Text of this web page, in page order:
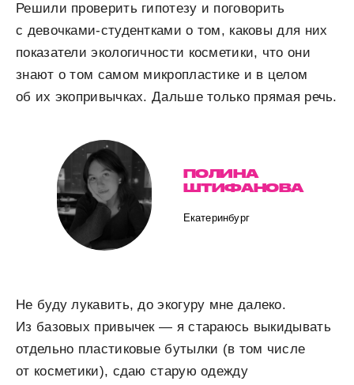
Решили проверить гипотезу и поговорить
с девочками-студентками о том, каковы для них
показатели экологичности косметики, что они
знают о том самом микропластике и в целом
об их экопривычках. Дальше только прямая речь.
ПОЛИНА
ШТИФАНОВА
Екатеринбург
Не буду лукавить, до экогуру мне далеко.
Из базовых привычек — я стараюсь выкидывать
отдельно пластиковые бутылки (в том числе
от косметики), сдаю старую одежду